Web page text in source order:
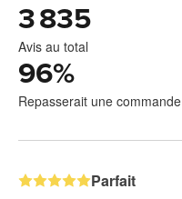
3 835
Avis au total
96%
Repasserait une commande
Parfait